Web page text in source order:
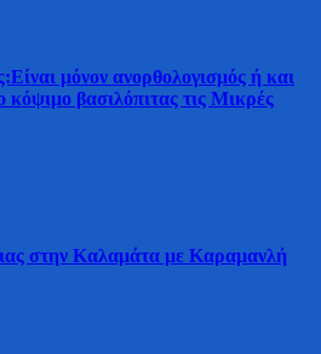
μόνον ανορθολογισμός ή και
κόψιμο βασιλόπιτας τις Μικρές
στην Καλαμάτα με Καραμανλή